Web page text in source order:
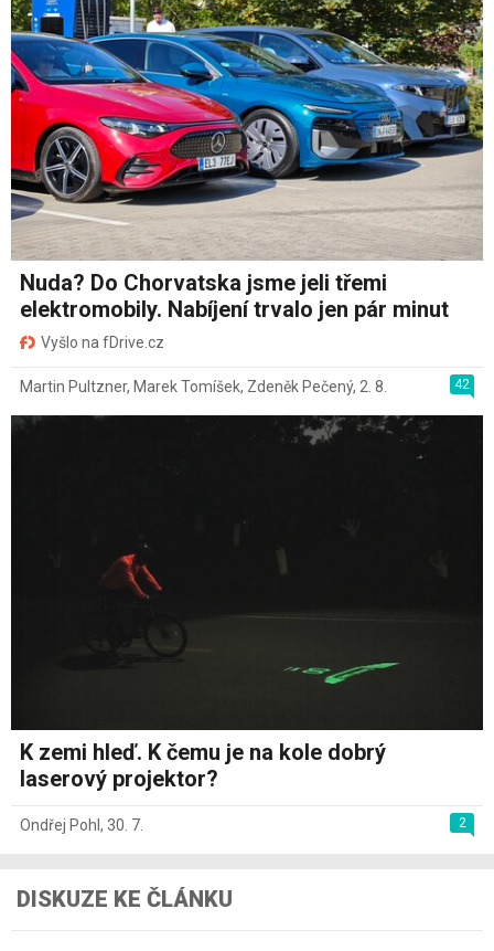
Nuda? Do Chorvatska jsme jeli třemi
elektromobily. Nabíjení trvalo jen pár minut
Vyšlo na fDrive.cz
42
Martin Pultzner, Marek Tomíšek, Zdeněk Pečený, 2. 8.
K zemi hleď. K čemu je na kole dobrý
laserový projektor?
2
Ondřej Pohl , 30. 7.
DISKUZE KE ČLÁNKU